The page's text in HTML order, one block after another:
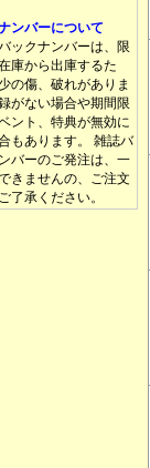
ンバーについて
ックナンバーは、限
庫から出庫するた
の傷、破れがありま
がない場合や期間限
ント、特典が無効に
もあります。 雑誌バ
バーのご発注は、一
きませんの、ご注文
了承ください。